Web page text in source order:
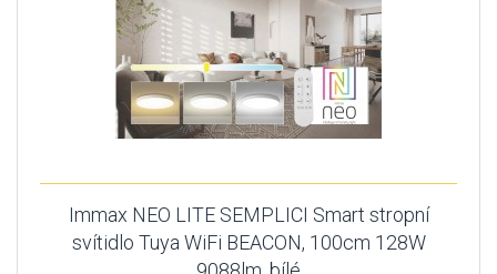
Immax NEO LITE SEMPLICI Smart stropní
svítidlo Tuya WiFi BEACON, 100cm 128W